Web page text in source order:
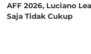
AFF 2026, Luciano
Saja Tidak Cukup